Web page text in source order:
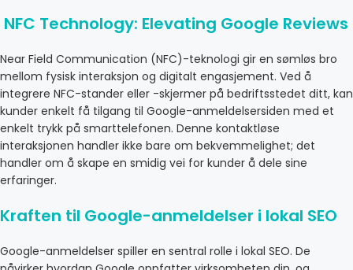
NFC Technology: Elevating Google Reviews
Near Field Communication (NFC)-teknologi gir en sømløs bro
mellom fysisk interaksjon og digitalt engasjement. Ved å
integrere NFC-stander eller -skjermer på bedriftsstedet ditt, kan
kunder enkelt få tilgang til Google-anmeldelsersiden med et
enkelt trykk på smarttelefonen. Denne kontaktløse
interaksjonen handler ikke bare om bekvemmelighet; det
handler om å skape en smidig vei for kunder å dele sine
erfaringer.
Kraften til Google-anmeldelser i lokal SEO
Google-anmeldelser spiller en sentral rolle i lokal SEO. De